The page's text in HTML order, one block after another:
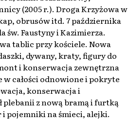
(2005 r.). Droga Krzyżowa w
obrusów itd. 7 października
św. Faustyny i Kazimierza.
tablic przy kościele. Nowa
dywany, kraty, figury do
i konserwacja zewnętrzna
w całości odnowione i pokryte
konserwacja i
plebanii z nową bramą i furtką
pojemniki na śmieci, alejki.